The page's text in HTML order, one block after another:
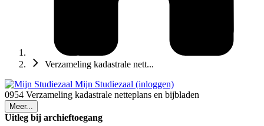
Verzameling kadastrale nett...
Mijn Studiezaal (inloggen)
0954 Verzameling kadastrale netteplans en bijbladen
Meer...
Uitleg bij archieftoegang